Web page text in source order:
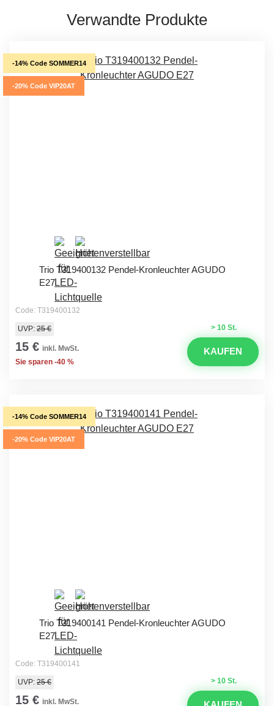
Verwandte Produkte
-14% Code SOMMER14
-20% Code VIP20AT
Trio T319400132 Pendel-Kronleuchter AGUDO
E27
Code: T319400132
> 10 St.
UVP: 25 €
15 € inkl. MwSt.
Sie sparen -40 %
KAUFEN
-14% Code SOMMER14
-20% Code VIP20AT
Trio T319400141 Pendel-Kronleuchter AGUDO
E27
Code: T319400141
> 10 St.
UVP: 25 €
15 € inkl. MwSt.